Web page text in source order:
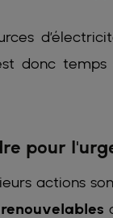
donc
pour
actions
renouvelables